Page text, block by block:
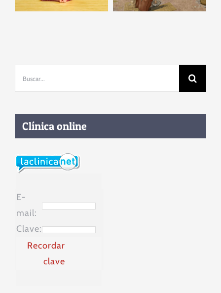
autocontrolarse
mucho antes
Clínica online
E-
mail:
Clave:
Recordar
clave